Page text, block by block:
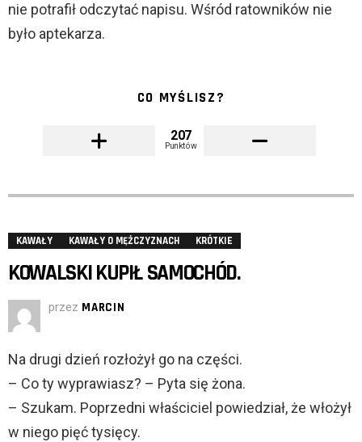
nie potrafił odczytać napisu. Wśród ratowników nie
było aptekarza.
CO MYŚLISZ?
207
Punktów
KAWAŁY KAWAŁY O MĘŻCZYZNACH KRÓTKIE
KOWALSKI KUPIŁ SAMOCHÓD.
przez MARCIN
Na drugi dzień rozłożył go na części.
– Co ty wyprawiasz? – Pyta się żona.
– Szukam. Poprzedni właściciel powiedział, że włożył
w niego pięć tysięcy.